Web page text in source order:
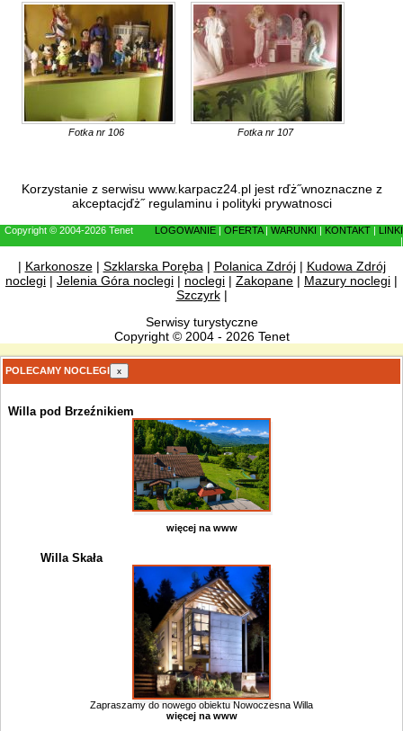
Fotka nr 106 Fotka nr 107
Korzystanie z serwisu www.karpacz24.pl jest rďż˝wnoznaczne z
akceptacjďż˝ regulaminu i polityki prywatnosci
Copyright © 2004-2026 Tenet LOGOWANIE OFERTA| WARUNKI KONTAKT
LINKI
| Karkonosze| Szklarska Poręba| Polanica Zdrój| Kudowa Zdrój
noclegi | Jelenia Góra noclegi | noclegi | Zakopane | Mazury noclegi |
Szczyrk|
Serwisy turystyczne
Copyright © 2004 - 2026 Tenet
POLECAMY NOCLEGI x
Willa pod Brzeźnikiem
więcej na www
Willa Skała
Zapraszamy do nowego obiektu Nowoczesna Willa
więcej na www